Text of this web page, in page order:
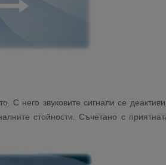
него звуковите сигнали се
стойности. Съчетано с